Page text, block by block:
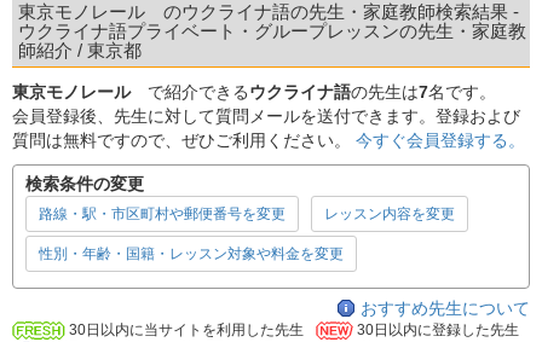
東京モノレール のウクライナ語の先生・家庭教師検索結果 -
ウクライナ語プライベート・グループレッスンの先生・家庭教
師紹介 / 東京都
東京モノレール で紹介できるウクライナ語の先生は7名です。
会員登録後、先生に対して質問メールを送付できます。登録および
質問は無料ですので、ぜひご利用ください。 今すぐ会員登録する。
検索条件の変更
路線・駅・市区町村や郵便番号を変更 レッスン内容を変更
性別・年齢・国籍・レッスン対象や料金を変更
おすすめ先生について
30日以内に当サイトを利用した先生
30日以内に登録した先生